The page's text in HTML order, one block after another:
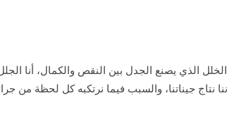
الذي يصنع الجدل بين النقص والكمال، أنا
نتاج جيناتنا، والسبب فيما نرتكبه كل لحظة من